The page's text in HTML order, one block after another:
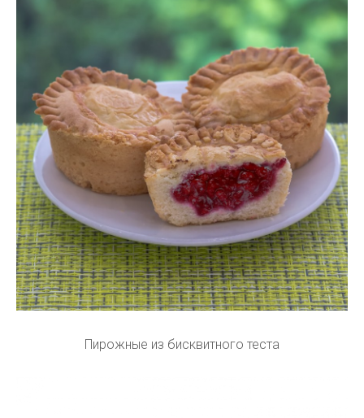
Пирожные из бисквитного теста